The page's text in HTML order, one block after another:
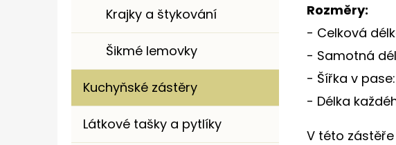
Krajky a štykování
Šikmé lemovky
Kuchyňské zástěry
Látkové tašky a pytlíky
Rozměry:
- Celková
- Samotná
- Šířka v pase:
- Délka
V této